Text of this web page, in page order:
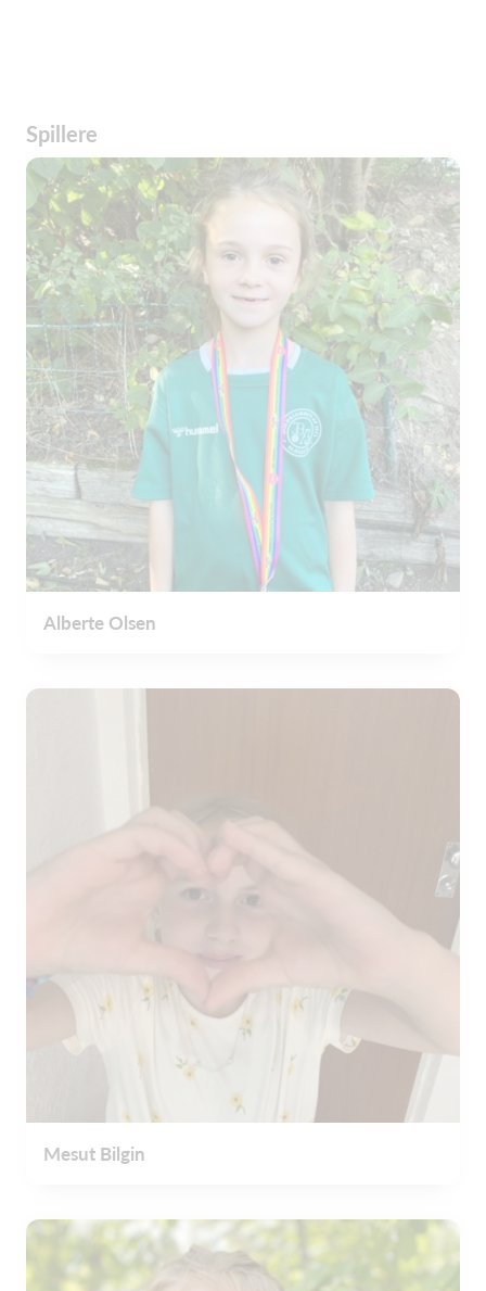
Spillere
Alberte Olsen
Mesut Bilgin